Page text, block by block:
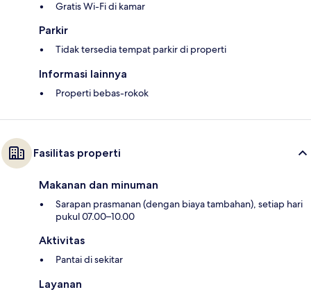
Gratis Wi-Fi di kamar
Parkir
Tidak tersedia tempat parkir di properti
Informasi lainnya
Properti bebas-rokok
Fasilitas properti
Makanan dan minuman
Sarapan prasmanan (dengan biaya tambahan), setiap hari
pukul 07.00–10.00
Aktivitas
Pantai di sekitar
Layanan